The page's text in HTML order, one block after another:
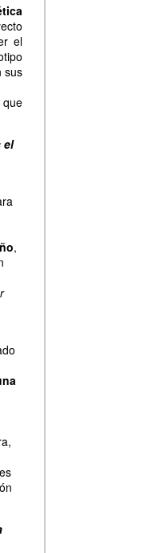
el
sus
que
el
,